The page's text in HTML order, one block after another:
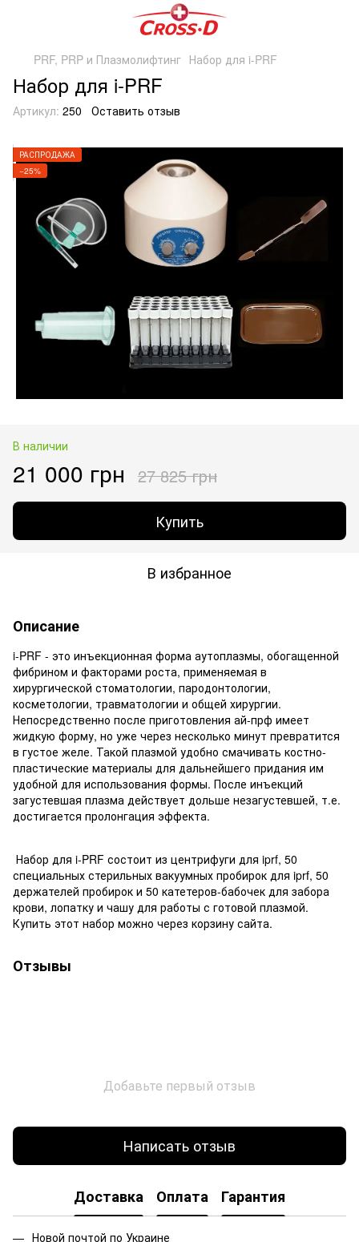
PRF, PRP и Плазмолифтинг Набор для i-PRF
Набор для i-PRF
Артикул: 250 Оставить отзыв
РАСПРОДАЖА
−25%
В наличии
21 000 грн 27 825 грн
Купить
В избранное
Описание
i-PRF - это инъекционная форма аутоплазмы, обогащенной
фибрином и факторами роста, применяемая в
хирургической стоматологии, пародонтологии,
косметологии, травматологии и общей хирургии.
Непосредственно после приготовления ай-прф имеет
жидкую форму, но уже через несколько минут превратится
в густое желе. Такой плазмой удобно смачивать костно-
пластические материалы для дальнейшего придания им
удобной для использования формы. После инъекций
загустевшая плазма действует дольше незагустевшей, т.е.
достигается пролонгация эффекта.
Набор для i-PRF состоит из центрифуги для iprf, 50
специальных стерильных вакуумных пробирок для iprf, 50
держателей пробирок и 50 катетеров-бабочек для забора
крови, лопатку и чашу для работы с готовой плазмой.
Купить этот набор можно через корзину сайта.
Отзывы
Добавьте первый отзыв
Написать отзыв
Доставка Оплата Гарантия
Новой почтой по Украине